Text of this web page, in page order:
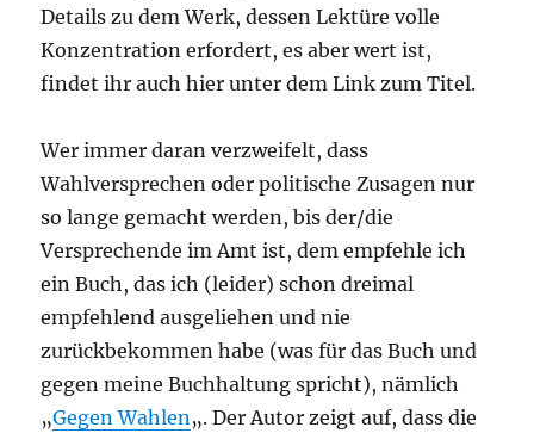
Details zu dem Werk, dessen Lektüre volle
Konzentration erfordert, es aber wert ist,
findet ihr auch hier unter dem Link zum Titel.
Wer immer daran verzweifelt, dass
Wahlversprechen oder politische Zusagen nur
so lange gemacht werden, bis der/die
Versprechende im Amt ist, dem empfehle ich
ein Buch, das ich (leider) schon dreimal
empfehlend ausgeliehen und nie
zurückbekommen habe (was für das Buch und
gegen meine Buchhaltung spricht), nämlich
„Gegen Wahlen„. Der Autor zeigt auf, dass die